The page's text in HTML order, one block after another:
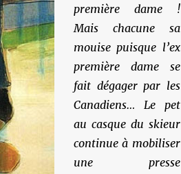
première dame !
Mais chacune sa
mouise puisque l’ex
première dame se
fait dégager par les
Canadiens… Le pet
au casque du skieur
continue à mobiliser
une presse